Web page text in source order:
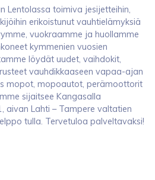
Lentolassa toimiva jesijetteihin,
erikoistunut vauhtielämyksiä
vuokraamme ja huollamme
kymmenien vuosien
löydät uudet, vaihdokit,
vauhdikkaaseen vapaa-ajan
mopot, mopoautot, perämoottorit
sijaitsee Kangasalla
aivan Lahti – Tampere valtatien
tulla. Tervetuloa palveltavaksi!